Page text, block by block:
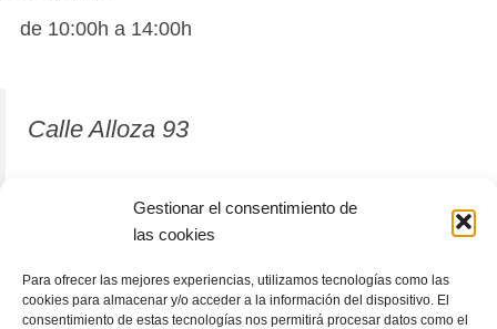
Gestionar el consentimiento de
las cookies
Para ofrecer las mejores experiencias, utilizamos tecnologías como las
cookies para almacenar y/o acceder a la información del dispositivo. El
consentimiento de estas tecnologías nos permitirá procesar datos como el
de 10:00h a 14:00h
Calle Alloza 93
12001 Castellón de la Plana
964 81 37 63